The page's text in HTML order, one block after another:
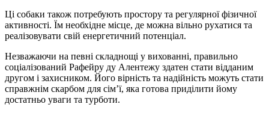
Ці собаки також потребують простору та регулярної фізичної
активності. Їм необхідне місце, де можна вільно рухатися та
реалізовувати свій енергетичний потенціал.
Незважаючи на певні складнощі у вихованні, правильно
соціалізований Рафейру ду Алентежу здатен стати відданим
другом і захисником. Його вірність та надійність можуть стати
справжнім скарбом для сім’ї, яка готова приділити йому
достатньо уваги та турботи.